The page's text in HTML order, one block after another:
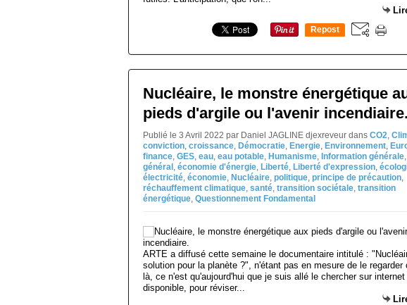
Repost
Nucléaire, le monstre énergétique
pieds d'argile ou l'avenir incendiaire.
Publié le 3 Avril 2022 par Daniel JAGLINE djexreveur dans CO2,
conviction, croissance, Démocratie, Energie, Environnement,
finance, GES, eau, eau potable, Humanisme, Information générale,
général , économie d'énergie, Liberté, Liberté d'expression,
électricité, économie, Nucléaire, politique, principe de précaution,
réchauffement climatique, santé, transition sociétale, transition
énergétique, Questionnement Fondamental
ARTE a diffusé cette semaine le documentaire intitulé :
solution pour la planète ?", n'étant pas en mesure de le regarder
là, ce n'est qu'aujourd'hui que je suis allé le chercher sur
disponible, pour réviser...